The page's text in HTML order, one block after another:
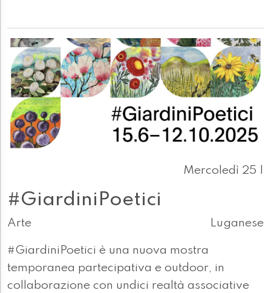
Mercoledì 25 |
#GiardiniPoetici
Arte Luganese
#GiardiniPoetici è una nuova mostra
temporanea partecipativa e outdoor, in
collaborazione con undici realtà associative